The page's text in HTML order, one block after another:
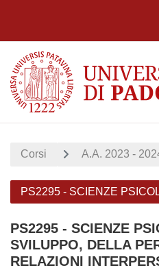
Corsi A.A. 2023 -
PS2295 - SCIENZE
PS2295 - SCIENZE
SVILUPPO, DELLA
RELAZIONI